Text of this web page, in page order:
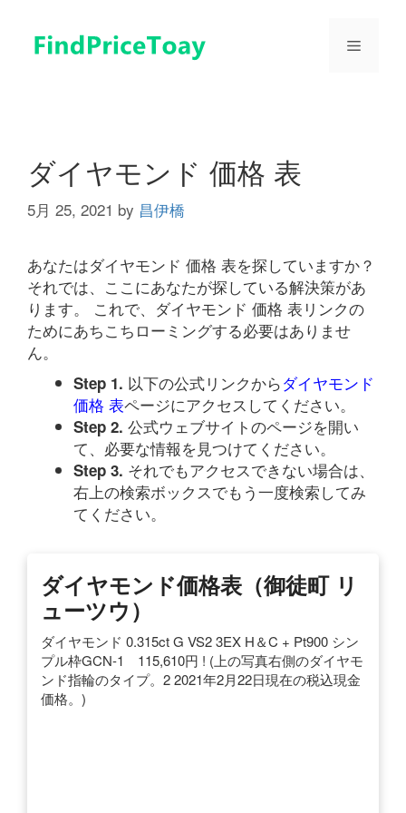
メ
ダイヤモンド 価格 表
5月 25, 2021 by 昌伊橋
あなたはダイヤモンド 価格 表を探していますか？
それでは、ここにあなたが探している解決策があ
ります。 これで、ダイヤモンド 価格 表リンクの
ためにあちこちローミングする必要はありませ
ん。
Step 1. 以下の公式リンクからダイヤモンド
価格 表ページにアクセスしてください。
Step 2. 公式ウェブサイトのページを開い
て、必要な情報を見つけてください。
Step 3. それでもアクセスできない場合は、
右上の検索ボックスでもう一度検索してみ
てください。
ダイヤモンド価格表（御徒町 リ
ューツウ）
ダイヤモンド 0.315ct G VS2 3EX H＆C + Pt900 シン
プル枠GCN-1 115,610円 ! (上の写真右側のダイヤモ
ンド指輪のタイプ。2 2021年2月22日現在の税込現金
価格。)